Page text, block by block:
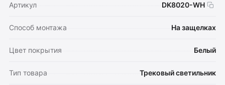
Артикул DK8020-WH
Способ монтажа На защелках
Цвет покрытия Белый
Тип товара Трековый светильник